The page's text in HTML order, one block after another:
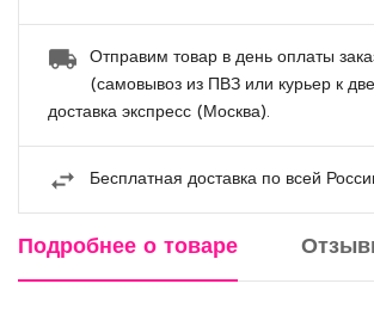
Отправим товар в день оплаты
(самовывоз из ПВЗ или курьер к
доставка экспресс (Москва).
Бесплатная доставка по всей
Подробнее о товаре